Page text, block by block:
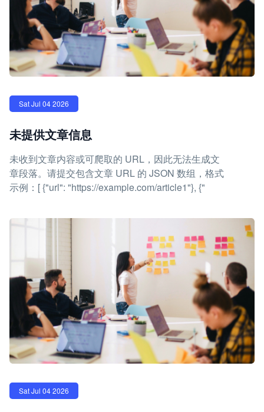
Sat Jul 04 2026
未提供文章信息
未收到文章内容或可爬取的 URL，因此无法生成文
章段落。请提交包含文章 URL 的 JSON 数组，格式
示例：[ {"url": "https://example.com/article1"}, {"
Sat Jul 04 2026